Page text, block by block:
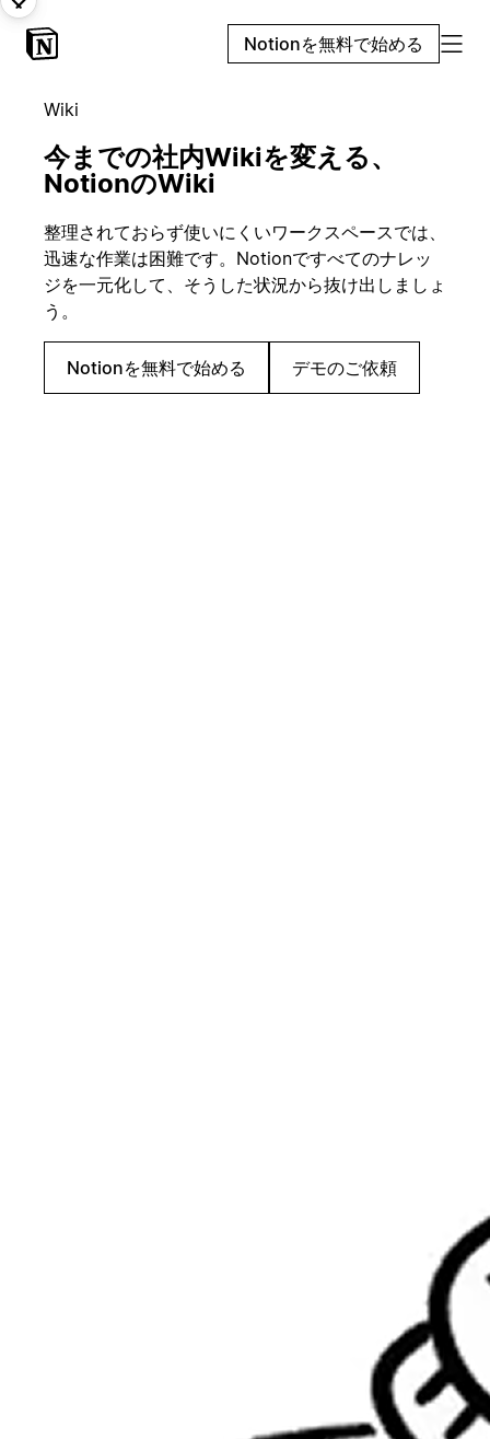
Notionを無料で始める
Wiki
今までの社内Wikiを変える、
NotionのWiki
整理されておらず使いにくいワークスペースでは、
迅速な作業は困難です。Notionですべてのナレッ
ジを一元化して、そうした状況から抜け出しましょ
う。
Notionを無料で始める デモのご依頼